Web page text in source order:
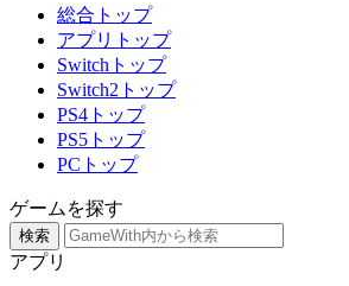
総合トップ
アプリトップ
Switchトップ
Switch2トップ
PS4トップ
PS5トップ
PCトップ
ゲームを探す
検索
アプリ